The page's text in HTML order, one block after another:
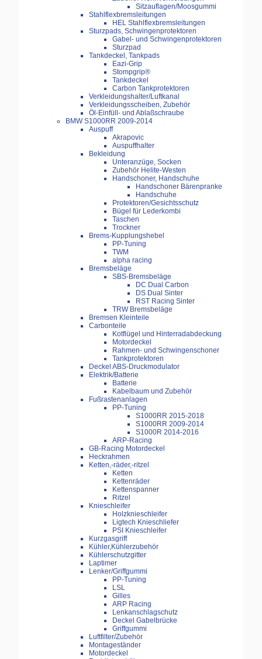
Sitzauflagen/Moosgummi
Stahlflexbremsleitungen
HEL Stahlflexbremsleitungen
Sturzpads, Schwingenprotektoren
Gabel- und Schwingenprotektoren
Sturzpad
Tankdeckel, Tankpads
Eazi-Grip
Stompgrip®
Tankdeckel
Carbon Tankprotektoren
Verkleidungshalter/Luftkanal
Verkleidungsscheiben, Zubehör
Öl-Einfüll- und Ablaßschraube
BMW S1000RR 2009-2014
Auspuff
Akrapovic
Auspuffhalter
Bekleidung
Unteranzüge, Socken
Zubehör Helite-Westen
Handschoner, Handschuhe
Handschoner Bärenpranke
Handschuhe
Protektoren/Gesichtsschutz
Bügel für Lederkombi
Taschen
Trockner
Brems-Kupplungshebel
PP-Tuning
TWM
alpha racing
Bremsbeläge
SBS-Bremsbeläge
DC Dual Carbon
DS Dual Sinter
RST Racing Sinter
TRW Bremsbeläge
Bremsen Kleinteile
Carbonteile
Kotflügel und Hinterradabdeckung
Motordeckel
Rahmen- und Schwingenschoner
Tankprotektoren
Deckel ABS-Druckmodulator
Elektrik/Batterie
Batterie
Kabelbaum und Zubehör
Fußrastenanlagen
PP-Tuning
S1000RR 2015-2018
S1000RR 2009-2014
S1000R 2014-2016
ARP-Racing
GB-Racing Motordeckel
Heckrahmen
Ketten,-räder,-ritzel
Ketten
Kettenräder
Kettenspanner
Ritzel
Knieschleifer
Holzknieschleifer
Ligtech Knieschliefer
PSI Knieschleifer
Kurzgasgriff
Kühler,Kühlerzubehör
Kühlerschutzgitter
Laptimer
Lenker/Griffgummi
PP-Tuning
LSL
Gilles
ARP Racing
Lenkanschlagschutz
Deckel Gabelbrücke
Griffgummi
Luftfilter/Zubehör
Montageständer
Motordeckel